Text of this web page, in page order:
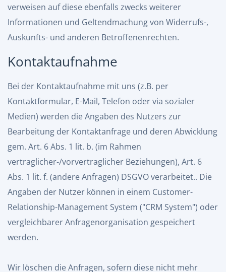
verweisen auf diese ebenfalls zwecks weiterer
Informationen und Geltendmachung von Widerrufs-,
Auskunfts- und anderen Betroffenenrechten.
Kontaktaufnahme
Bei der Kontaktaufnahme mit uns (z.B. per
Kontaktformular, E-Mail, Telefon oder via sozialer
Medien) werden die Angaben des Nutzers zur
Bearbeitung der Kontaktanfrage und deren Abwicklung
gem. Art. 6 Abs. 1 lit. b. (im Rahmen
vertraglicher-/vorvertraglicher Beziehungen), Art. 6
Abs. 1 lit. f. (andere Anfragen) DSGVO verarbeitet.. Die
Angaben der Nutzer können in einem Customer-
Relationship-Management System ("CRM System") oder
vergleichbarer Anfragenorganisation gespeichert
werden.
Wir löschen die Anfragen, sofern diese nicht mehr